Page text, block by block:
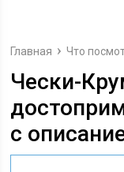
Главная Что
Чески-
с